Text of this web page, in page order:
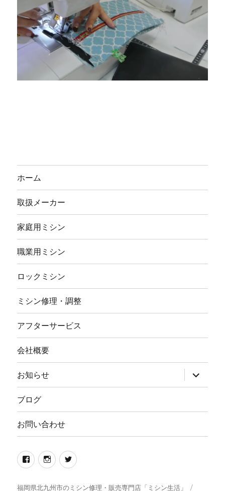
ホーム
取扱メーカー
家庭用ミシン
職業用ミシン
ロックミシン
ミシン修理・調整
アフターサービス
会社概要
お知らせ
ブ
メ
ー
開
ブログ
お問い合わせ
Facebook
イ
ス
twitter
福岡県北九州市のミシン修理・販売専門店「ミシン生活」